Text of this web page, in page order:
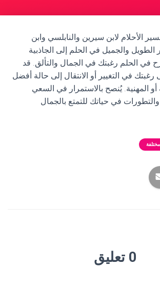
الأحلام لابن سيرين والنابلسي وابن
والجميل في الحلم إلى الجاذبية
في الحلم رغبتك في الجمال والتألق. قد
رغبتك في التغيير أو الانتقال إلى حالة أفضل
المهنية. يُنصح بالاستمرار في السعي
في حياتك للتمتع بالجمال
0 تعليق